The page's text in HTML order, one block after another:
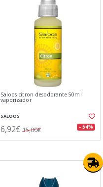
Saloos citron desodorante 50ml
vaporizador
SALOOS
6,92€ 15,00€ - 54%